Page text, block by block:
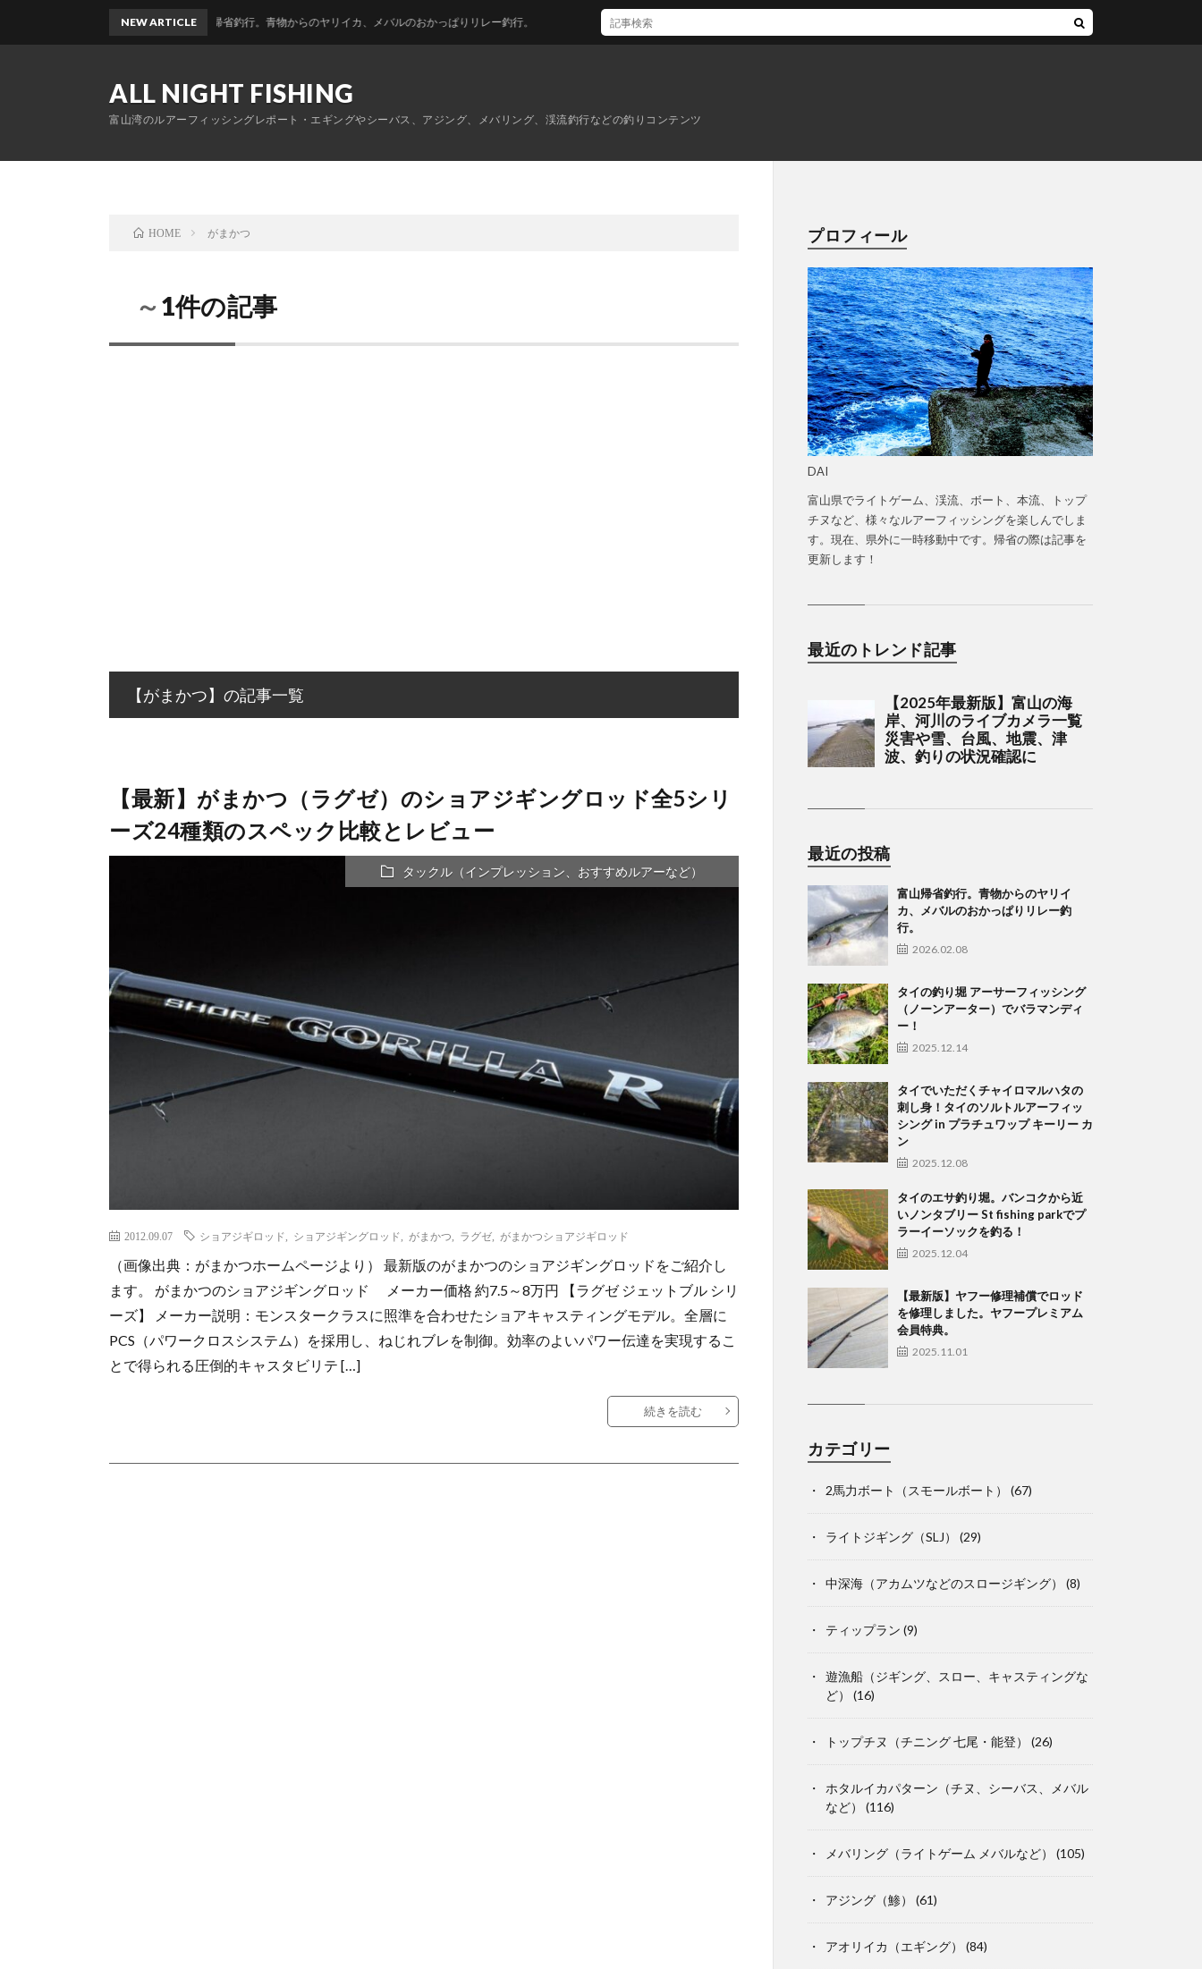
ALL NIGHT FISHING
富山湾のルアーフィッシングレポート・エギングやシーバス、アジング、メバリング、渓流釣行などの釣りコンテンツ
NEW ARTICLE
富山帰省釣行。青物からのヤリイカ、メバルのおかっぱりリレー釣行。
HOME がまかつ
～1件の記事
【がまかつ】の記事一覧
【最新】がまかつ（ラグゼ）のショアジギングロッド全5シリ
ーズ24種類のスペック比較とレビュー
タックル（インプレッション、おすすめルアーなど）
2012.09.07 ショアジギロッド ショアジギングロッド がまかつ ラグゼ がまかつショアジギロッド
（画像出典：がまかつホームページより） 最新版のがまかつのショアジギングロッドをご紹介し
ます。 がまかつのショアジギングロッド メーカー価格 約7.5～8万円 【ラグゼ ジェットブル シリ
ーズ】 メーカー説明：モンスタークラスに照準を合わせたショアキャスティングモデル。全層に
PCS（パワークロスシステム）を採用し、ねじれブレを制御。効率のよいパワー伝達を実現するこ
とで得られる圧倒的キャスタビリテ […]
続きを読む
プロフィール
DAI
富山県でライトゲーム、渓流、ボート、本流、トップ
チヌなど、様々なルアーフィッシングを楽しんでしま
す。現在、県外に一時移動中です。帰省の際は記事を
更新します！
最近のトレンド記事
最近の投稿
富山帰省釣行。青物からのヤリイ
カ、メバルのおかっぱりリレー釣
行。
2026.02.08
タイの釣り堀 アーサーフィッシング
（ノーンアーター）でバラマンディ
ー！
2025.12.14
タイでいただくチャイロマルハタの
刺し身！タイのソルトルアーフィッ
シング in プラチュワップ キーリー カ
ン
2025.12.08
タイのエサ釣り堀。バンコクから近
いノンタブリー St fishing parkでプ
ラーイーソックを釣る！
2025.12.04
【最新版】ヤフー修理補償でロッド
を修理しました。ヤフープレミアム
会員特典。
2025.11.01
カテゴリー
2馬力ボート（スモールボート） (67)
ライトジギング（SLJ） (29)
中深海（アカムツなどのスロージギング） (8)
ティップラン (9)
遊漁船（ジギング、スロー、キャスティングな
ど）
(16)
トップチヌ（チニング 七尾・能登） (26)
ホタルイカパターン（チヌ、シーバス、メバル
など）
(116)
メバリング（ライトゲーム メバルなど） (105)
アジング（鯵） (61)
アオリイカ（エギング） (84)